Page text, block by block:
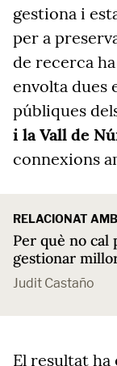
gestiona i
per a
de recerca
envolta dues
públiques
i la Vall de
connexions
RELACIONAT
Per què no cal
gestionar
Judit Castaño
El resultat ha